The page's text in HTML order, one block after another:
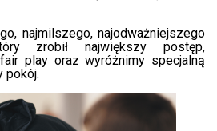
najmilszego, najodważniejszego
zrobił największy postęp,
play oraz wyróżnimy specjalną
pokój.